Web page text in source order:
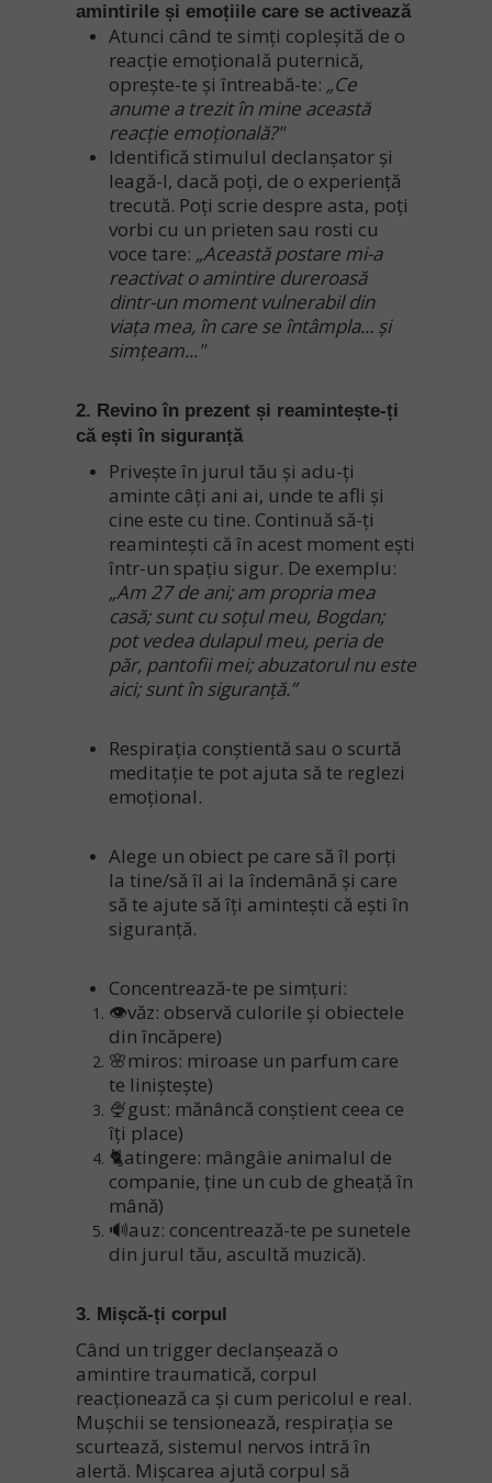
amintirile și emoțiile care se activează
Atunci când te simți copleșită de o
reacție emoțională puternică,
oprește-te și întreabă-te: „Ce
anume a trezit în mine această
reacție emoțională?"
Identifică stimulul declanșator și
leagă-l, dacă poți, de o experiență
trecută. Poți scrie despre asta, poți
vorbi cu un prieten sau rosti cu
voce tare: „Această postare mi-a
reactivat o amintire dureroasă
dintr-un moment vulnerabil din
viața mea, în care se întâmpla... și
simțeam..."
2. Revino în prezent și reamintește-ți
că ești în siguranță
Privește în jurul tău și adu-ți
aminte câți ani ai, unde te afli și
cine este cu tine. Continuă să-ți
reamintești că în acest moment ești
într-un spațiu sigur. De exemplu:
„Am 27 de ani; am propria mea
casă; sunt cu soțul meu, Bogdan;
pot vedea dulapul meu, peria de
păr, pantofii mei; abuzatorul nu este
aici; sunt în siguranță.”
Respirația conștientă sau o scurtă
meditație te pot ajuta să te reglezi
emoțional.
Alege un obiect pe care să îl porți
la tine/să îl ai la îndemână și care
să te ajute să îți amintești că ești în
siguranță.
Concentrează-te pe simțuri:
👁️văz: observă culorile și obiectele
din încăpere)
🌸miros: miroase un parfum care
te liniștește)
🍨gust: mănâncă conștient ceea ce
îți place)
🐈atingere: mângâie animalul de
companie, ține un cub de gheață în
mână)
🔊auz: concentrează-te pe sunetele
din jurul tău, ascultă muzică).
3. Mișcă-ți corpul
Când un trigger declanșează o
amintire traumatică, corpul
reacționează ca și cum pericolul e real.
Mușchii se tensionează, respirația se
scurtează, sistemul nervos intră în
alertă. Mișcarea ajută corpul să